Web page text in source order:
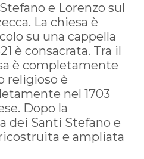
e Lorenzo sul
La chiesa è
su una cappella
è consacrata. Tra il
è completamente
religioso è
nel 1703
Dopo la
dei Santi Stefano e
e ampliata